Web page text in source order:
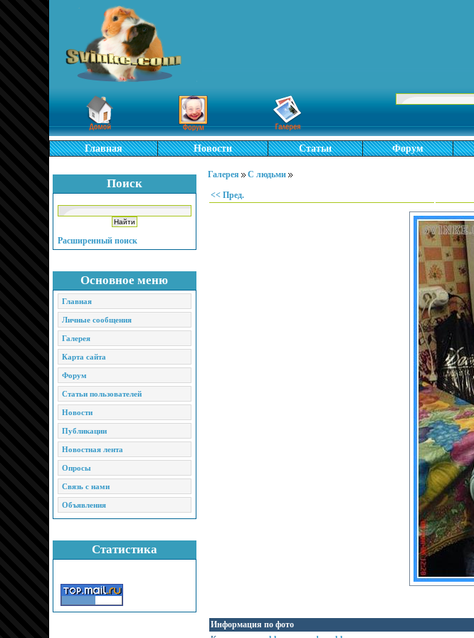
Главная Новости Статьи Форум
Поиск
Расширенный поиск
Основное меню
Главная
Личные сообщения
Галерея
Карта сайта
Форум
Статьи пользователей
Новости
Публикации
Новостная лента
Опросы
Связь с нами
Объявления
Статистика
Галерея С людьми
<< Пред.
Информация по фото